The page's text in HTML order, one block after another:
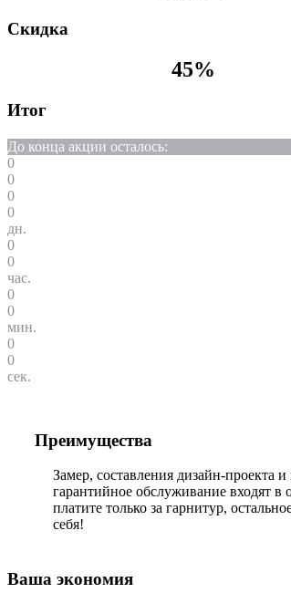
Cкидка
45%
Итог
До конца акции осталось:
0
0
0
0
дн.
0
0
час.
0
0
мин.
0
0
сек.
Преимущества
Замер, составления дизайн-проекта
гарантийное обслуживание входят в
платите только за гарнитур,
себя!
Ваша экономия